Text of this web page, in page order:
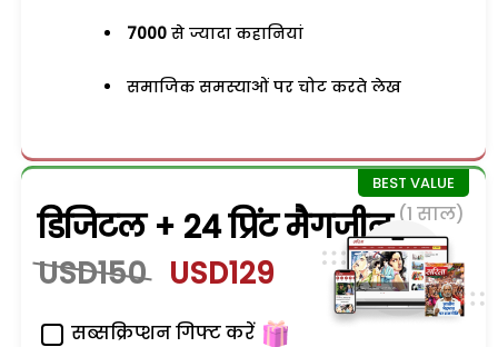
7000 से ज्यादा कहानियां
समाजिक समस्याओं पर चोट करते लेख
डिजिटल + 24 प्रिंट मैगजीन (1 साल)
USD150 USD129
सब्सक्रिप्शन गिफ्ट करें